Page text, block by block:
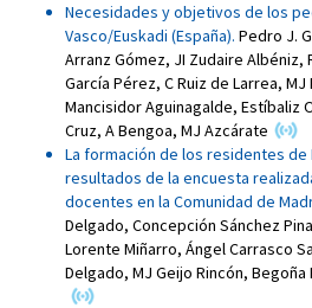
Necesidades y objetivos de los
Vasco/Euskadi (España). Pedro J.
Arranz Gómez, JI Zudaire Albéniz,
García Pérez, C Ruiz de Larrea, MJ
Mancisidor Aguinagalde, Estíbaliz
Cruz, A Bengoa, MJ Azcárate
La formación de los residentes de
resultados de la encuesta
docentes en la Comunidad de
Delgado, Concepción Sánchez Pina
Lorente Miñarro, Ángel Carrasco
Delgado, MJ Geijo Rincón, Begoña